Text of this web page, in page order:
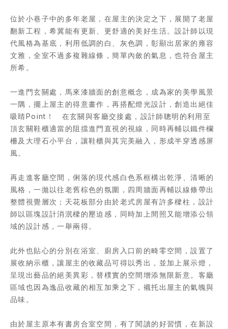
位於小巷子中的多年老屋，在屋主的決定之下，展開了老屋
翻新工程，希冀能有更新、更舒適的美好生活。設計師以現
代風格為基底，利用低調的白、灰色調，彰顯出居家的雍容
文雅，全室不過多複雜線條，簡單內斂的氣息，也符合屋主
所希。
一進門玄關處，馬來漆牆面的創意概念，成為家的美學風景
一隅，擺上屋主的得意畫作，再搭配燈光設計，創造出絕佳
吸睛Point！　在玄關與客廳交接處，設計師聰明的利用至
頂玄關鞋櫃適當的阻擋進門直視的視線，同時再輔以鐵件欄
柵及大理石小平台，讓鞋櫃與其完美融入，形成半穿透感屏
風。
再走進客廳空間，俐落的現代感白色系框構出乾淨、清晰的
風格，一拋以往老舊棕色的氛圍，四周牆面再輔以線條帶出
整體視覺層次；天花板部分由於老式房屋有許多樑柱，設計
師以區塊設計消泯樑的壓迫感，同時加上間照又能增添公領
域的設計感，一舉兩得。
此外也貼心的分別在浴室、廚房入口前的畸零空間，設置了
展收納示櫃，讓屋主的收藏品可得以秀出，並加上展示燈，
呈現出藝品的絕美異彩，替樸實的空間增添無限新意。客廳
區域也因為逸品收藏的相互加乘之下，襯托出屋主的氣魄與
品味。
由於屋主原本有書房合室空間，有了閱讀的好習慣，在新設